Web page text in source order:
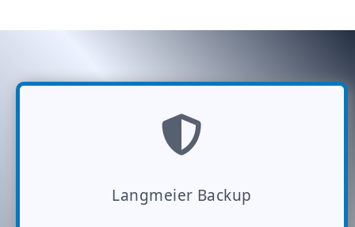
Langmeier Backup